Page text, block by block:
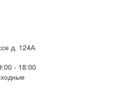
д. 124А
- 18:00